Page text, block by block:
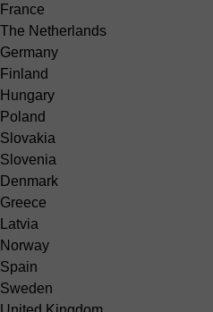
France
The Netherlands
Germany
Finland
Hungary
Poland
Slovakia
Slovenia
Denmark
Greece
Latvia
Norway
Spain
Sweden